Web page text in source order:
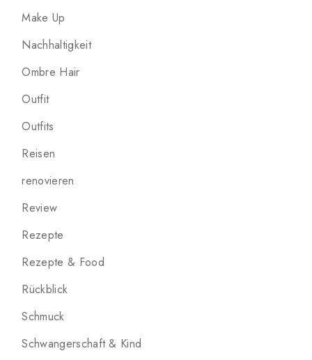
Make Up
Nachhaltigkeit
Ombre Hair
Outfit
Outfits
Reisen
renovieren
Review
Rezepte
Rezepte & Food
Rückblick
Schmuck
Schwangerschaft & Kind